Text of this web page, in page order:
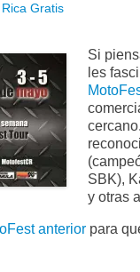
Gratis
Si
les
SBK),
y otras
anterior para